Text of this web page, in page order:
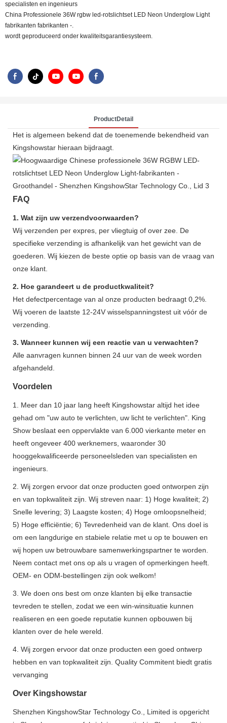
specialisten en ingenieurs
China Professionele 36W rgbw led-rotslichtset LED Neon Underglow Light
fabrikanten fabrikanten -.
wordt geproduceerd onder kwaliteitsgarantiesysteem.
ProductDetail
Het is algemeen bekend dat de toenemende bekendheid van
Kingshowstar hieraan bijdraagt.
FAQ
1. Wat zijn uw verzendvoorwaarden?
Wij verzenden per expres, per vliegtuig of over zee. De
specifieke verzending is afhankelijk van het gewicht van de
goederen. Wij kiezen de beste optie op basis van de vraag van
onze klant.
2. Hoe garandeert u de productkwaliteit?
Het defectpercentage van al onze producten bedraagt ​​0,2%.
Wij voeren de laatste 12-24V wisselspanningstest uit vóór de
verzending.
3. Wanneer kunnen wij een reactie van u verwachten?
Alle aanvragen kunnen binnen 24 uur van de week worden
afgehandeld.
Voordelen
1. Meer dan 10 jaar lang heeft Kingshowstar altijd het idee
gehad om "uw auto te verlichten, uw licht te verlichten". King
Show beslaat een oppervlakte van 6.000 vierkante meter en
heeft ongeveer 400 werknemers, waaronder 30
hooggekwalificeerde personeelsleden van specialisten en
ingenieurs.
2. Wij zorgen ervoor dat onze producten goed ontworpen zijn
en van topkwaliteit zijn. Wij streven naar: 1) Hoge kwaliteit; 2)
Snelle levering; 3) Laagste kosten; 4) Hoge omloopsnelheid;
5) Hoge efficiëntie; 6) Tevredenheid van de klant. Ons doel is
om een ​​langdurige en stabiele relatie met u op te bouwen en
wij hopen uw betrouwbare samenwerkingspartner te worden.
Neem contact met ons op als u vragen of opmerkingen heeft.
OEM- en ODM-bestellingen zijn ook welkom!
3. We doen ons best om onze klanten bij elke transactie
tevreden te stellen, zodat we een win-winsituatie kunnen
realiseren en een goede reputatie kunnen opbouwen bij
klanten over de hele wereld.
4. Wij zorgen ervoor dat onze producten een goed ontwerp
hebben en van topkwaliteit zijn. Quality Commitent biedt gratis
vervanging
Over Kingshowstar
Shenzhen KingshowStar Technology Co., Limited is opgericht